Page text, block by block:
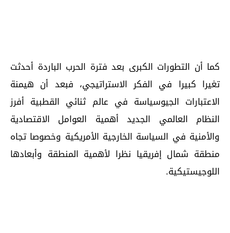
كما أن التطورات الكبرى بعد فترة الحرب الباردة أحدثت
تغيرا كبيرا في الفكر الاستراتيجي، فبعد أن هيمنة
الاعتبارات الجيوسياسة في عالم ثنائي القطبية أفرز
النظام العالمي الجديد أهمية العوامل الاقتصادية
والأمنية في السياسة الخارجية الأمريكية وخصوصا تجاه
منطقة شمال إفريقيا نظرا لأهمية المنطقة وأبعادها
اللوجيستيكية.